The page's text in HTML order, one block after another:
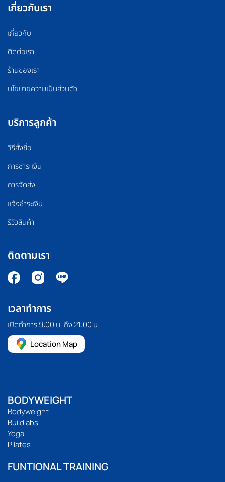
เกี่ยวกับเรา
เกี่ยวกับ
ติดต่อเรา
ร้านของเรา
นโยบายความเป็นส่วนตัว
บริการลูกค้า
วิธีสั่งซื้อ
การชำระเงิน
การจัดส่ง
แจ้งชำระเงิน
รีวิวสินค้า
ติดตามเรา
เวลาทำการ
เปิดทำการ 9:00 น. ถึง 21:00 น.
Location Map
BODYWEIGHT
Bodyweight
Build abs
Yoga
Pilates
FUNTIONAL TRAINING